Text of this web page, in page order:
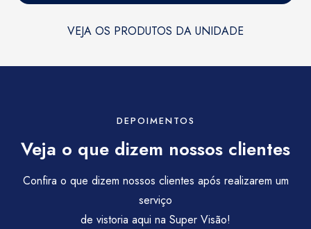
VEJA OS PRODUTOS DA UNIDADE
DEPOIMENTOS
Veja o que dizem nossos clientes
Confira o que dizem nossos clientes após realizarem um
serviço
de vistoria aqui na Super Visão!